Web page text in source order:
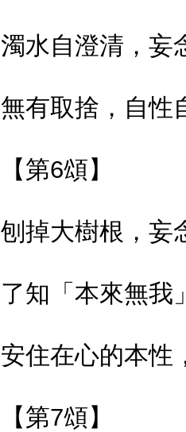
濁水自澄清，妄
無有取捨，自性
【第6頌】
刨掉大樹根，妄
了知「本來無我
安住在心的本性
【第7頌】